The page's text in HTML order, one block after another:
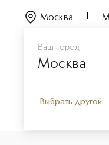
Ваш город
Москва
Выбрать другой
Москва